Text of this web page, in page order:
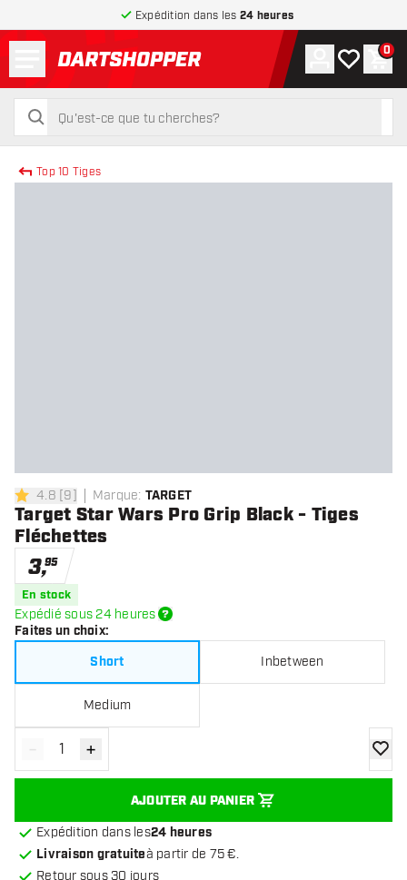
Expédition dans les 24 heures
retour à la page d’accueil
rechercher
rechercher
Compte
Ma liste0
Top 10 Tiges
4.8 étoiles de notation
4.8 [9] Marque: TARGET
Target Star Wars Pro Grip Black - Tiges
Fléchettes
3,95
En stock
Expédié sous 24 heures
Faites un choix:
Short
Inbetween
Medium
Diminuer la quantité
- Augmenter la quantité
+
AJOUTER AU PANIER
Expédition dans les24 heures
Livraison gratuiteà partir de 75 €.
Retour sous 30 jours